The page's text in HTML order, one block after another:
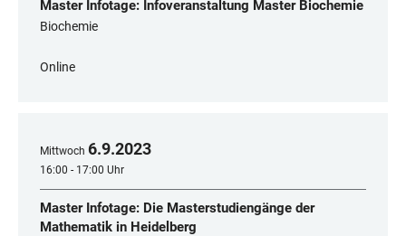
Master Infotage: Infoveranstaltung Master Biochemie
Biochemie
Online
Mittwoch 6.9.2023
16:00 - 17:00 Uhr
Master Infotage: Die Masterstudiengänge der
Mathematik in Heidelberg